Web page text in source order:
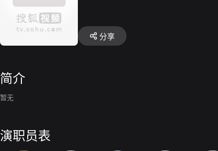
分享
简介
暂无
演职员表